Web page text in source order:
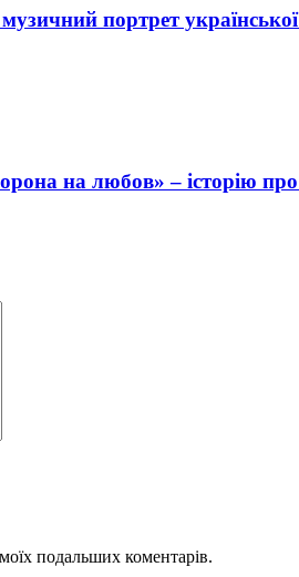
портрет
на любов» – історію
подальших коментарів.